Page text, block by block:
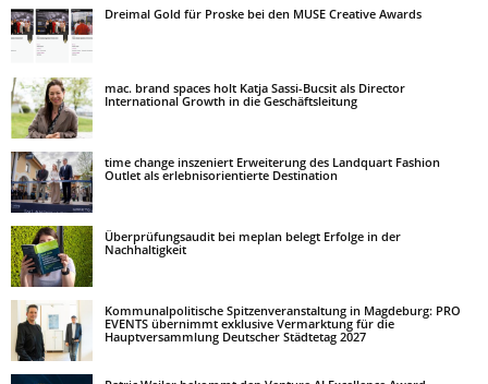
Dreimal Gold für Proske bei den MUSE Creative Awards
mac. brand spaces holt Katja Sassi-Bucsit als Director
International Growth in die Geschäftsleitung
time change inszeniert Erweiterung des Landquart Fashion
Outlet als erlebnisorientierte Destination
Überprüfungsaudit bei meplan belegt Erfolge in der
Nachhaltigkeit
Kommunalpolitische Spitzenveranstaltung in Magdeburg: PRO
EVENTS übernimmt exklusive Vermarktung für die
Hauptversammlung Deutscher Städtetag 2027